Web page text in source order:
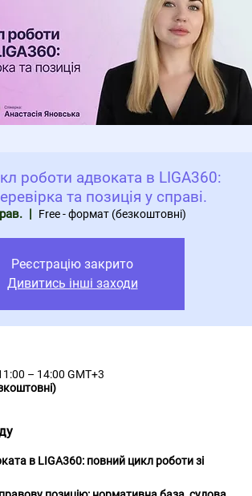
роботи адвоката в LIGA360:
та позиція у справі.
  |
Free - формат (безкоштовні)
Реєстрацію закрито
Дивитись інші заходи
– 14:00 GMT+3
в LIGA360: повний цикл роботи зі